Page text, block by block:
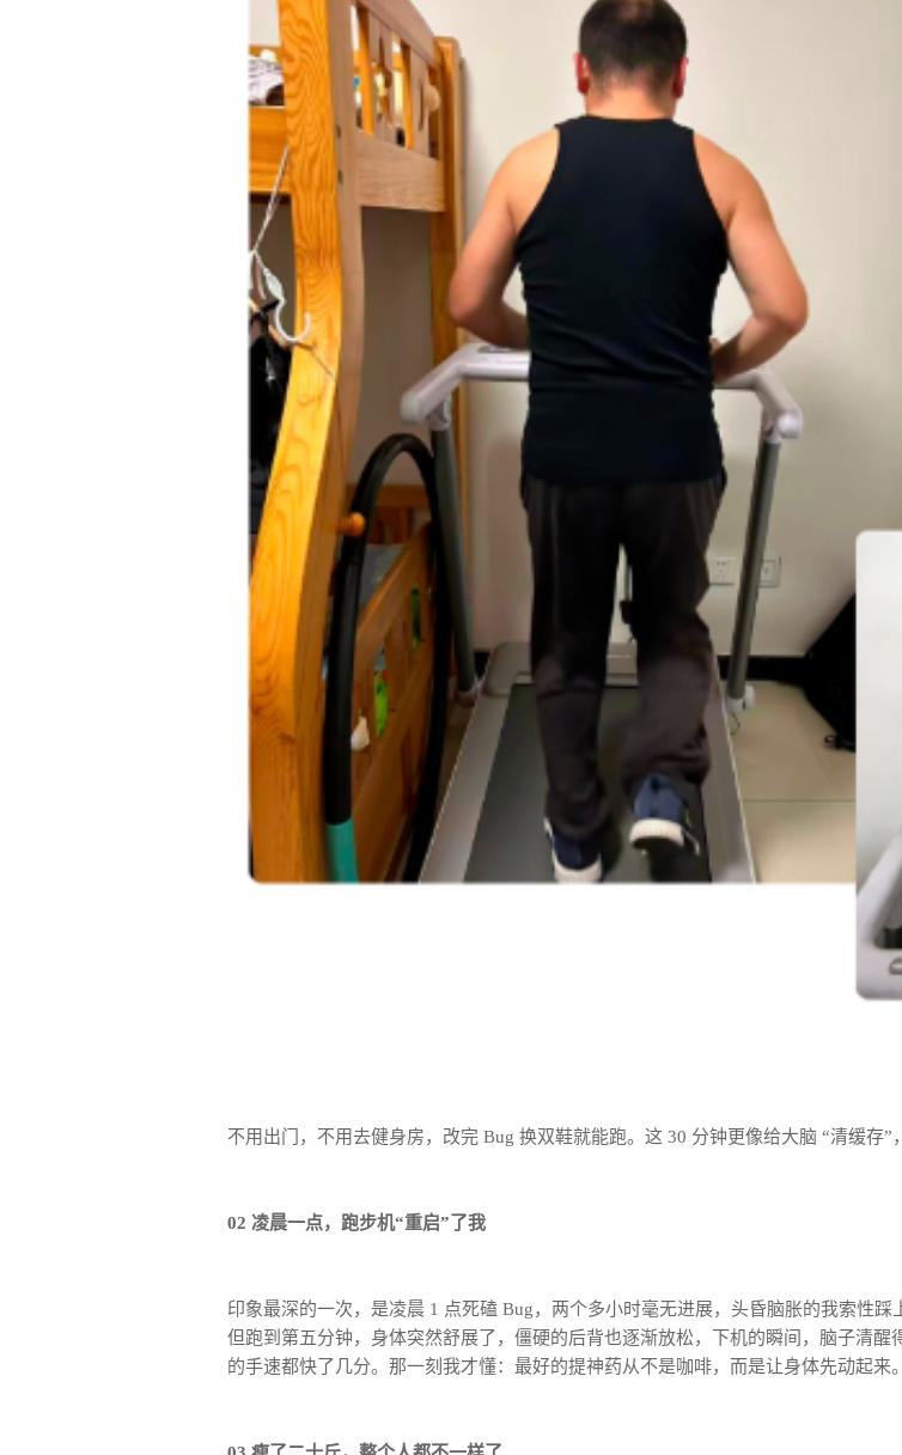
不用出门，不用去健身房，改完 Bug 换双鞋就能跑。这 30 分钟更像给大脑 “清缓存”
02 凌晨一点，跑步机“重启”了我
印象最深的一次，是凌晨 1 点死磕 Bug，两个多小时毫无进展，头昏脑胀的我索性
但跑到第五分钟，身体突然舒展了，僵硬的后背也逐渐放松，下机的瞬间，脑子清
的手速都快了几分。那一刻我才懂：最好的提神药从不是咖啡，而是让身体先动起来。